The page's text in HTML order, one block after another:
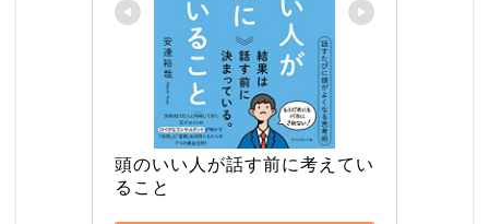
頭のいい人が話す前に考えてい
ること